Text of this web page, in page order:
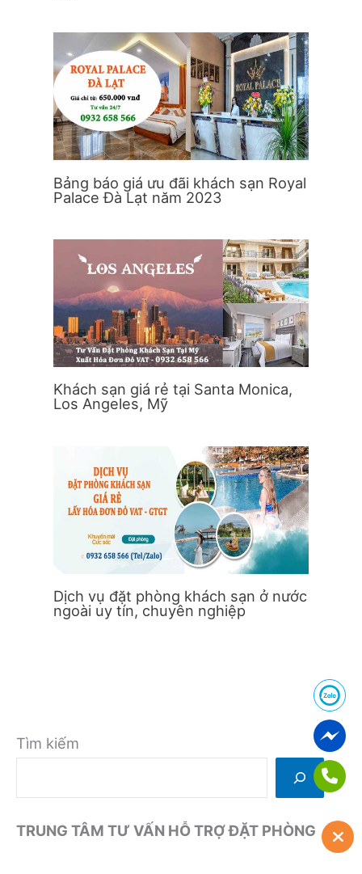
Bảng báo giá ưu đãi khách sạn Royal
Palace Đà Lạt năm 2023
Khách sạn giá rẻ tại Santa Monica,
Los Angeles, Mỹ
Dịch vụ đặt phòng khách sạn ở nước
ngoài uy tín, chuyên nghiệp
Tìm kiếm
TRUNG TÂM TƯ VẤN HỖ TRỢ ĐẶT PHÒNG